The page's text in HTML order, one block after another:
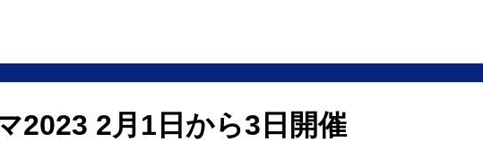
2023 2月1日から3日開催